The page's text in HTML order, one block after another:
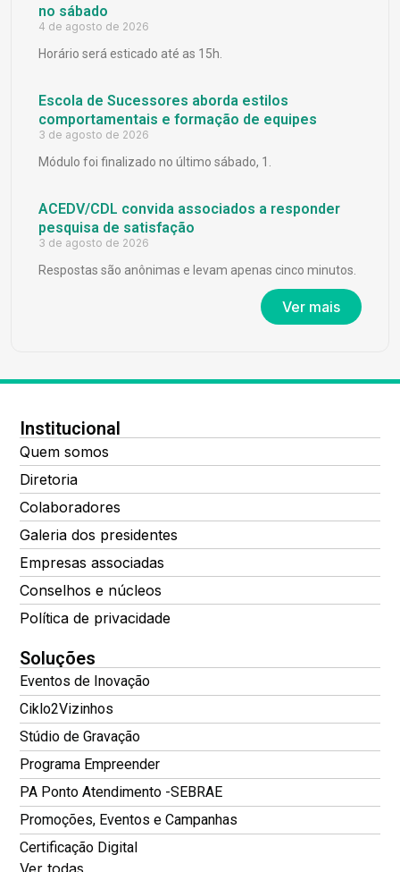
no sábado
4 de agosto de 2026
Horário será esticado até as 15h.
Escola de Sucessores aborda estilos
comportamentais e formação de equipes
3 de agosto de 2026
Módulo foi finalizado no último sábado, 1.
ACEDV/CDL convida associados a responder
pesquisa de satisfação
3 de agosto de 2026
Respostas são anônimas e levam apenas cinco minutos.
Ver mais
Institucional
Quem somos
Diretoria
Colaboradores
Galeria dos presidentes
Empresas associadas
Conselhos e núcleos
Política de privacidade
Soluções
Eventos de Inovação
Ciklo2Vizinhos
Stúdio de Gravação
Programa Empreender
PA Ponto Atendimento -SEBRAE
Promoções, Eventos e Campanhas
Certificação Digital
Ver todas